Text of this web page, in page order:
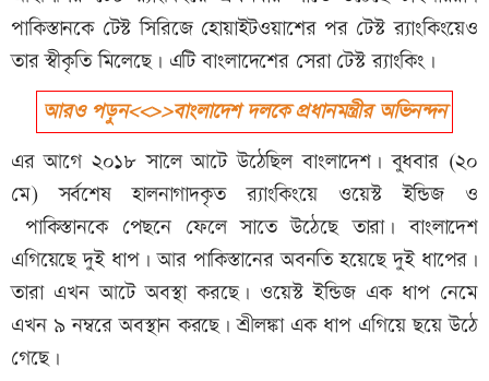
পাকিস্তানকে টেস্ট সিরিজে হোয়াইটওয়াশের পর টেস্ট র‌্যাংকিংয়েও
তার স্বীকৃতি মিলেছে। এটি বাংলাদেশের সেরা টেস্ট র‌্যাংকিং।
আরও পড়ুন<<>>বাংলাদেশ দলকে প্রধানমন্ত্রীর অভিনন্দন
এর আগে ২০১৮ সালে আটে উঠেছিল বাংলাদেশ। বুধবার (২০
মে) সর্বশেষ হালনাগাদকৃত র‌্যাংকিংয়ে ওয়েস্ট ইন্ডিজ ও
পাকিস্তানকে পেছনে ফেলে সাতে উঠেছে তারা। বাংলাদেশ
এগিয়েছে দুই ধাপ। আর পাকিস্তানের অবনতি হয়েছে দুই ধাপের।
তারা এখন আটে অবস্থা করছে। ওয়েস্ট ইন্ডিজ এক ধাপ নেমে
এখন ৯ নম্বরে অবস্থান করছে। শ্রীলঙ্কা এক ধাপ এগিয়ে ছয়ে উঠে
গেছে।